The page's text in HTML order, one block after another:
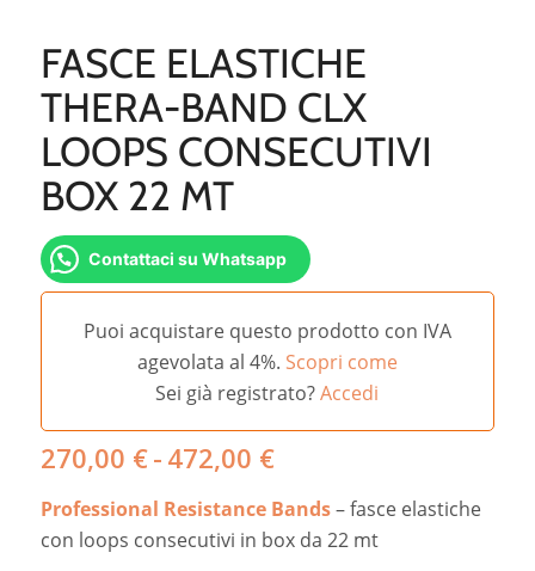
FASCE ELASTICHE
THERA-BAND CLX
LOOPS CONSECUTIVI
BOX 22 MT
Contattaci su Whatsapp
Puoi acquistare questo prodotto con IVA
agevolata al 4%. Scopri come
Sei già registrato?Accedi
270,00 €- 472,00 €Fascia
prezzo:
da
Professional Resistance Bands– fasce elastiche
con loops consecutivi in box da 22 mt